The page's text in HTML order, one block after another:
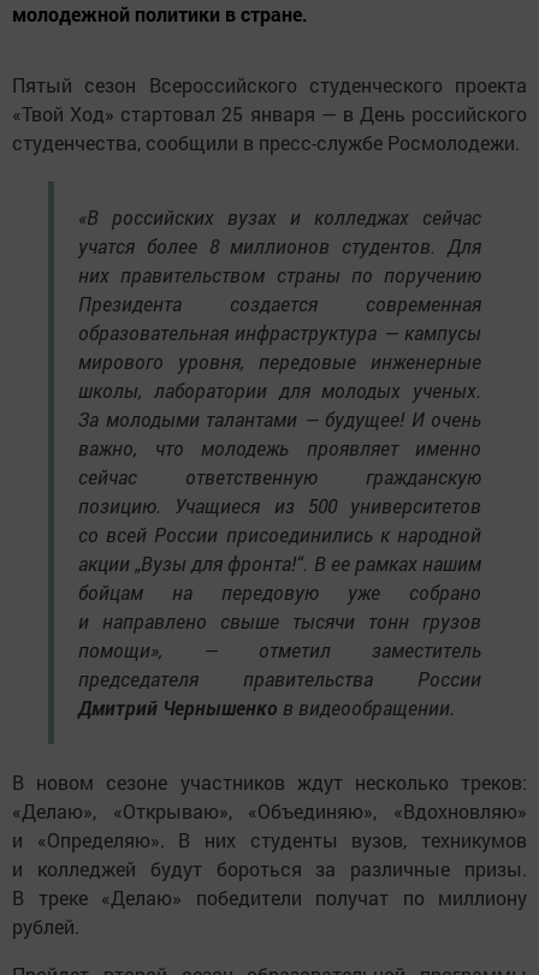
молодежной политики в стране.
Пятый сезон Всероссийского студенческого проекта
«Твой Ход» стартовал 25 января — в День российского
студенчества, сообщили в пресс-службе Росмолодежи.
«В российских вузах и колледжах сейчас
учатся более 8 миллионов студентов. Для
них правительством страны по поручению
Президента создается современная
образовательная инфраструктура — кампусы
мирового уровня, передовые инженерные
школы, лаборатории для молодых ученых.
За молодыми талантами — будущее! И очень
важно, что молодежь проявляет именно
сейчас ответственную гражданскую
позицию. Учащиеся из 500 университетов
со всей России присоединились к народной
акции „Вузы для фронта!“. В ее рамках нашим
бойцам на передовую уже собрано
и направлено свыше тысячи тонн грузов
помощи», — отметил заместитель
председателя правительства России
Дмитрий Чернышенко в видеообращении.
В новом сезоне участников ждут несколько треков:
«Делаю», «Открываю», «Объединяю», «Вдохновляю»
и «Определяю». В них студенты вузов, техникумов
и колледжей будут бороться за различные призы.
В треке «Делаю» победители получат по миллиону
рублей.